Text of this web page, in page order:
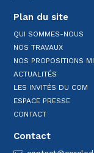
Plan du site
QUI SOMMES-NOUS
NOS TRAVAUX
NOS PROPOSITIONS
ACTUALITÉS
LES INVITÉS DU COM
ESPACE PRESSE
CONTACT
Contact